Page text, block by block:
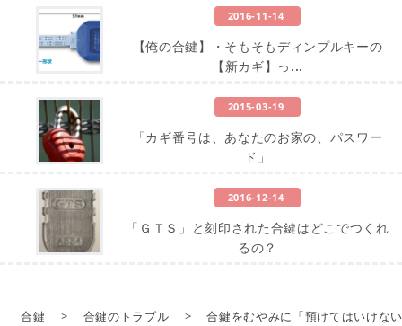
2016-11-14
【俺の合鍵】・そもそもディンプルキーの
【新カギ】っ...
2015-03-19
「カギ番号は、あなたのお家の、パスワー
ド」
2016-12-14
「ＧＴＳ」と刻印された合鍵はどこでつくれ
るの？
合鍵 > 合鍵のトラブル > 合鍵をむやみに「預けてはいけな